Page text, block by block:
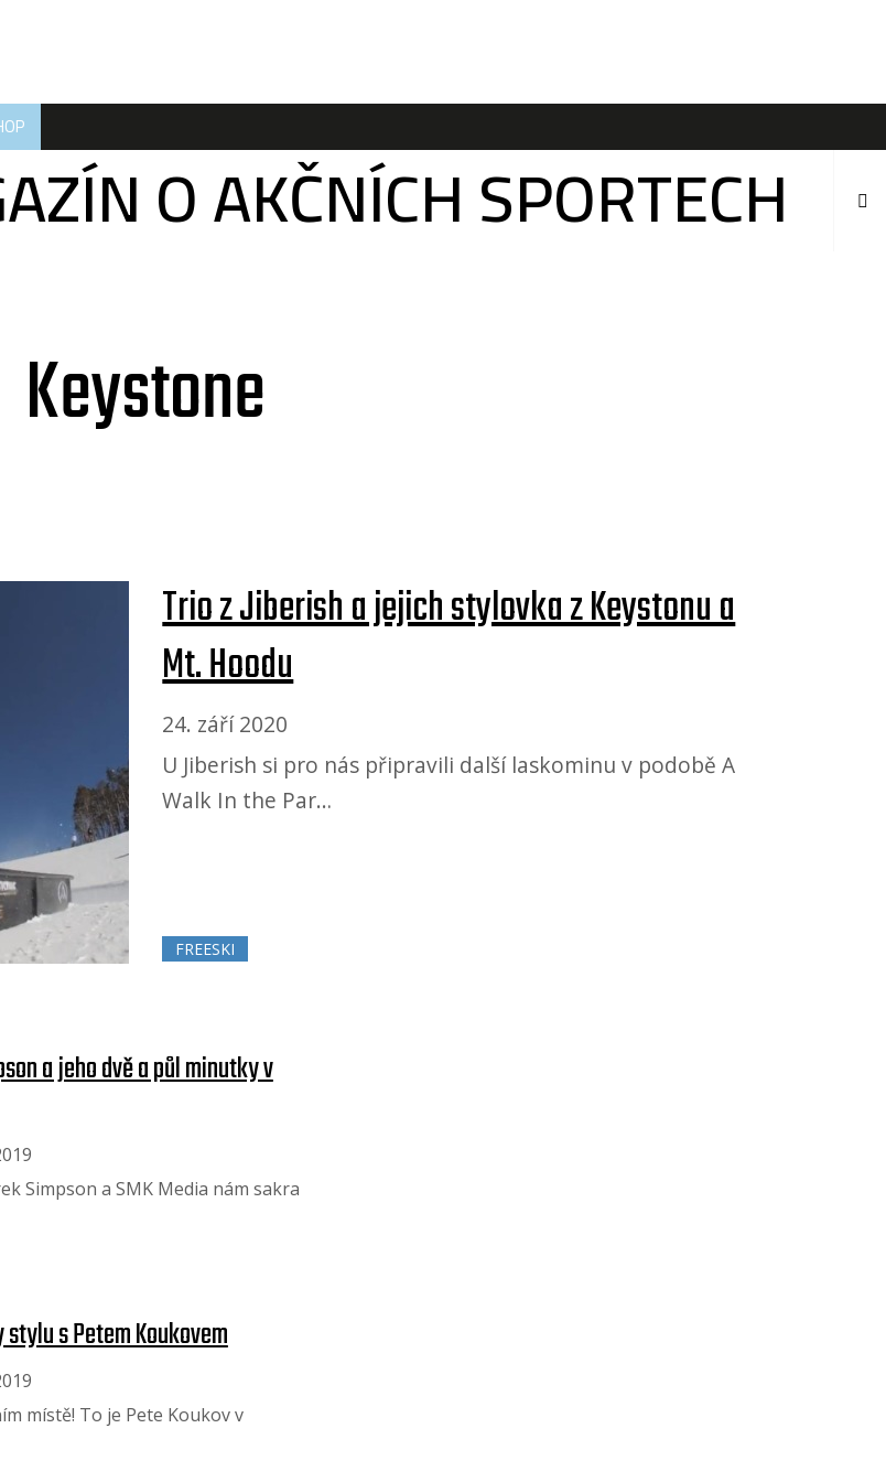
O AKČNÍCH SPORTECH
Keystone
Trio z Jiberish a jejich stylovka z Keystonu a
Mt. Hoodu
24. září 2020
U Jiberish si pro nás připravili další laskominu v podobě A
Walk In the Par…
FREESKI
a jeho dvě a půl minutky v
Simpson a SMK Media nám sakra
s Petem Koukovem
místě! To je Pete Koukov v